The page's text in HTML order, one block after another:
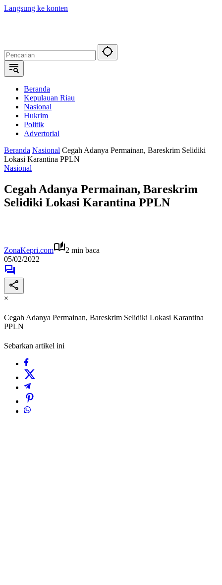
Langsung ke konten
Beranda
Kepulauan Riau
Nasional
Hukrim
Politik
Advertorial
Beranda Nasional Cegah Adanya Permainan, Bareskrim Selidiki
Lokasi Karantina PPLN
Nasional
Cegah Adanya Permainan, Bareskrim
Selidiki Lokasi Karantina PPLN
ZonaKepri.com
2 min baca
05/02/2022
×
Cegah Adanya Permainan, Bareskrim Selidiki Lokasi Karantina
PPLN
Sebarkan artikel ini